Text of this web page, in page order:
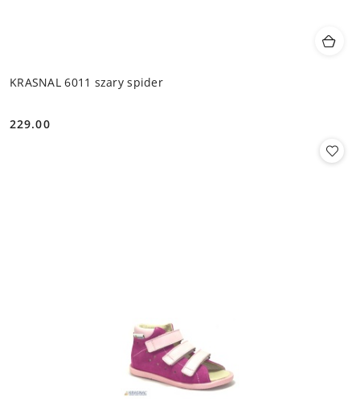
KRASNAL 6011 szary spider
Cena:
229.00